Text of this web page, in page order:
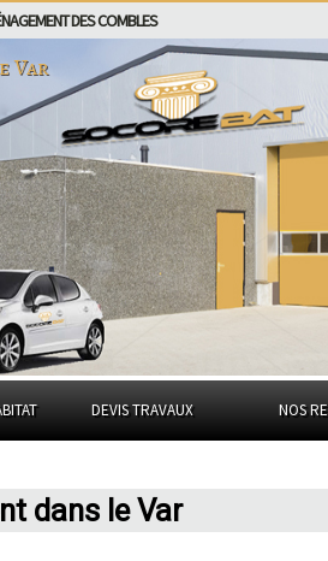
DES COMBLES
Var
DEVIS TRAVAUX NOS
dans le Var